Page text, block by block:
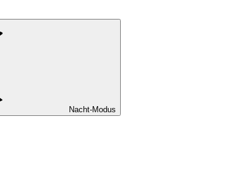
Nacht-Modus